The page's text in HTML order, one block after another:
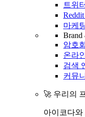
트위
마케
Brand
암호
온라
검색
커뮤
🚀 우리의
아이코다